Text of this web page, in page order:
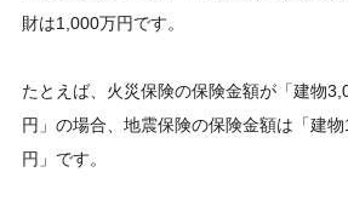
財は1,000万円です。
たとえば、火災保険の保険金額が「建物
円」の場合、地震保険の保険金額は「建
円」です。